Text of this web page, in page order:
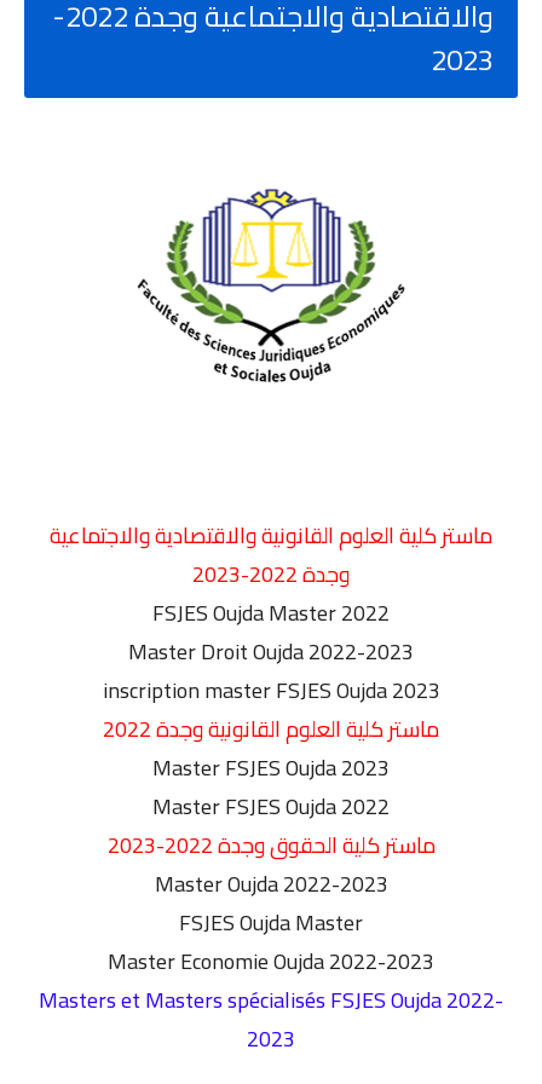
والاقتصادية والاجتماعية وجدة 2022-
2023
ماستر كلية العلوم القانونية والاقتصادية والاجتماعية
وجدة 2022-2023
FSJES Oujda Master 2022
Master Droit Oujda 2022-2023
inscription masterFSJESOujda 2023
ماستر كلية العلوم القانونية وجدة 2022
Master FSJESOujda 2023
Master FSJES Oujda 2022
ماستر كلية الحقوق وجدة 2022-2023
MasterOujda 2022-2023
FSJESOujda Master
Master Economie Oujda 2022-2023
Masters et Masters spécialisés FSJES Oujda 2022-
2023